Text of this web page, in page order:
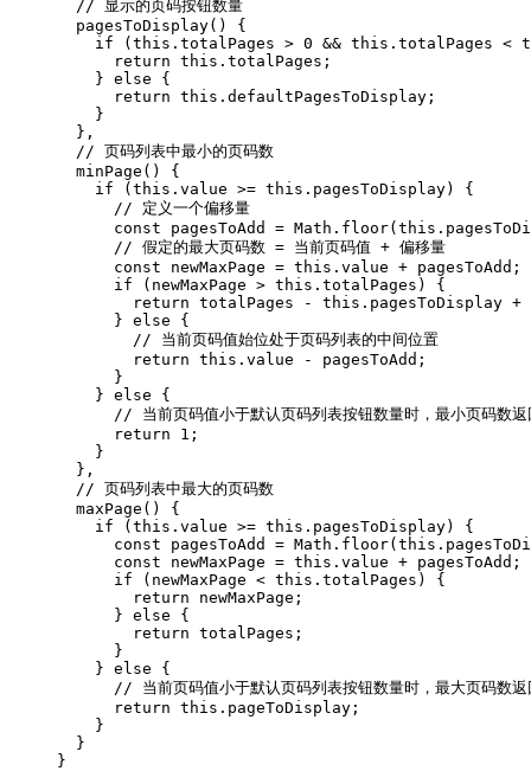
  // 显示的页码按钮数量
  pagesToDisplay
() {
    if
(this .totalPages > 0 && this .totalPages <
      return
this .totalPages;
    }
else {
      return
this .defaultPagesToDisplay;
    }
  }
,
  // 页码列表中最小的页码数
  minPage
() {
    if
(this .value >= this .pagesToDisplay) {
      // 定义一个偏移量
      const
pagesToAdd = Math .floor(this
      // 假定的最大页码数 = 当前页码值 + 偏移量
      const
newMaxPage = this .value + pagesToAdd;
      if
(newMaxPage > this .totalPages) {
        return
totalPages - this .pagesToDisplay +
      }
else {
        // 当前页码值始位处于页码列表的中间位置
        return
this .value -
pagesToAdd;
      }
    }
else {
// 当前页码值小于默认页码列表按钮数量时，最小页码数
      return
1 ;
    }
  }
,
  // 页码列表中最大的页码数
  maxPage
() {
    if
(this .value >= this .pagesToDisplay) {
      const
pagesToAdd = Math .floor(this
      const
newMaxPage = this .value + pagesToAdd;
      if
(newMaxPage < this .totalPages) {
        return
newMaxPage;
      }
else {
        return
totalPages;
      }
    }
else {
// 当前页码值小于默认页码列表按钮数量时，最大页码数返
      return
this .pageToDisplay;
    }
  }
}